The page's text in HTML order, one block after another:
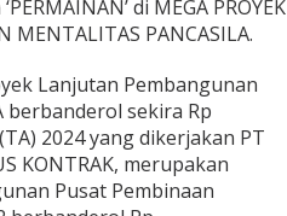
di MEGA PROYEK
MENTALITAS PANCASILA.
Lanjutan Pembangunan
berbanderol sekira Rp
2024 yang dikerjakan PT
KONTRAK, merupakan
Pusat Pembinaan